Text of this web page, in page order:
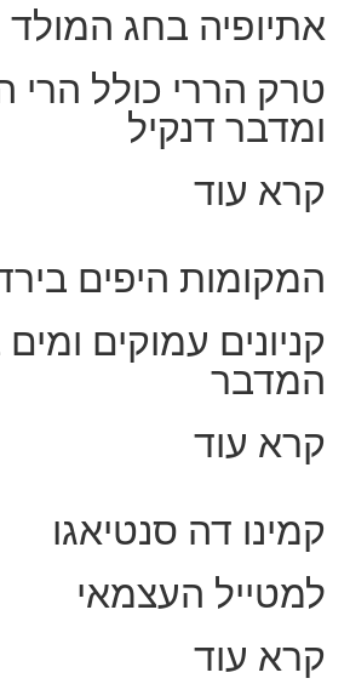
אתיופיה בחג המולד
טרק הררי כולל הרי
ומדבר דנקיל
קרא עוד
המקומות היפים
קניונים עמוקים
המדבר
קרא עוד
קמינו דה סנטיאגו
למטייל העצמאי
קרא עוד